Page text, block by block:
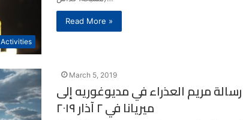
Activities
Read More »
March 5, 2019
رسالة مريم العذراء في مديوغوريه إلى
ميريانا في ٢ آذار ٢٠١٩